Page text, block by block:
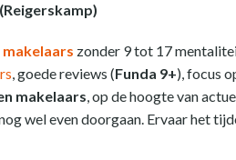
zonder 9 tot 17
, goede reviews (Funda 9+), focus
makelaars, op de hoogte van
wel even doorgaan. Ervaar het